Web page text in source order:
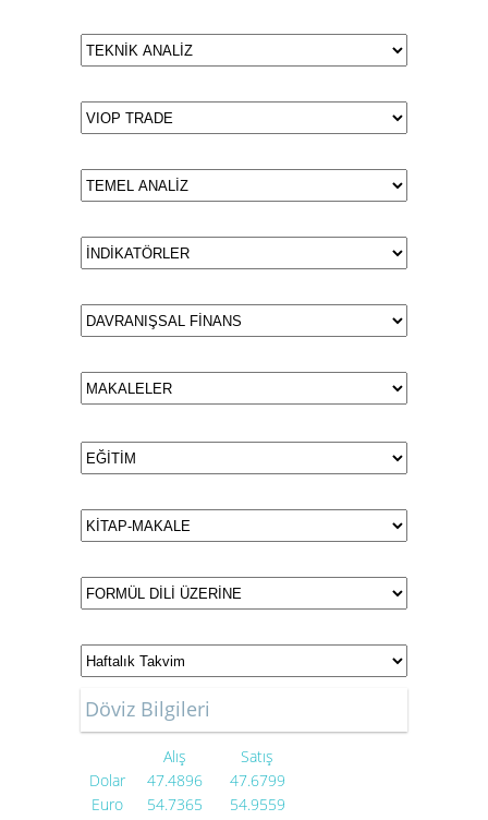
Döviz Bilgileri
Alış
Satış
Dolar
47.4896
47.6799
Euro
54.7365 54.9559